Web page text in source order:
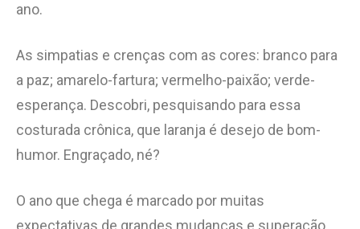
ano.
As simpatias e crenças com as cores: branco para
a paz; amarelo-fartura; vermelho-paixão; verde-
esperança. Descobri, pesquisando para essa
costurada crônica, que laranja é desejo de bom-
humor. Engraçado, né?
O ano que chega é marcado por muitas
expectativas de grandes mudanças e superação